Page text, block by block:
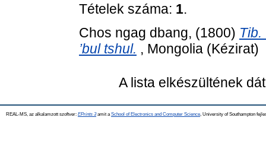
Tételek száma: 1.
Chos ngag dbang, (1800) Tib.
’bul tshul. , Mongolia (Kézirat)
A lista elkészültének
REAL-MS, az alkalamzott szoftver: EPrints 3amit a School of Electronics and Computer Science , University of Southampton